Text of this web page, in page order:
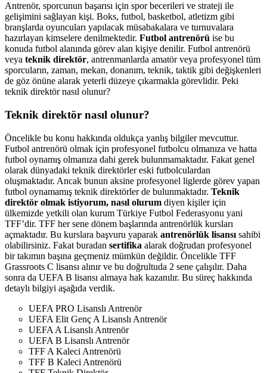
Antrenör, sporcunun başarısı için spor becerileri ve strateji ile
gelişimini sağlayan kişi. Boks, futbol, basketbol, atletizm gibi
branşlarda oyuncuları yapılacak müsabakalara ve turnuvalara
hazırlayan kimselere denilmektedir. Futbol antrenörü ise bu
konuda futbol alanında görev alan kişiye denilir. Futbol antrenörü
veya teknik direktör, antrenmanlarda amatör veya profesyonel tüm
sporcuların, zaman, mekan, donanım, teknik, taktik gibi değişkenleri
de göz önüne alarak yeterli düzeye çıkarmakla görevlidir. Peki
teknik direktör nasıl olunur?
Teknik direktör nasıl olunur?
Öncelikle bu konu hakkında oldukça yanlış bilgiler mevcuttur.
Futbol antrenörü olmak için profesyonel futbolcu olmanıza ve hatta
futbol oynamış olmanıza dahi gerek bulunmamaktadır. Fakat genel
olarak dünyadaki teknik direktörler eski futbolculardan
oluşmaktadır. Ancak bunun aksine profesyonel liglerde görev yapan
futbol oynamamış teknik direktörler de bulunmaktadır. Teknik
direktör olmak istiyorum, nasıl olurum diyen kişiler için
ülkemizde yetkili olan kurum Türkiye Futbol Federasyonu yani
TFF’dir. TFF her sene dönem başlarında antrenörlük kursları
açmaktadır. Bu kurslara başvuru yaparak antrenörlük lisansı sahibi
olabilirsiniz. Fakat buradan sertifika alarak doğrudan profesyonel
bir takımın başına geçmeniz mümkün değildir. Öncelikle TFF
Grassroots C lisansı alınır ve bu doğrultuda 2 sene çalışılır. Daha
sonra da UEFA B lisansı almaya hak kazanılır. Bu süreç hakkında
detaylı bilgiyi aşağıda verdik.
UEFA PRO Lisanslı Antrenör
UEFA Elit Genç A Lisanslı Antrenör
UEFA A Lisanslı Antrenör
UEFA B Lisanslı Antrenör
TFF A Kaleci Antrenörü
TFF B Kaleci Antrenörü